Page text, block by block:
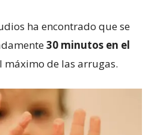
ha encontrado que se
30 minutos en el
máximo de las arrugas.